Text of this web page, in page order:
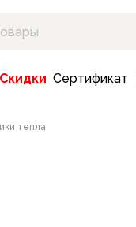
Скидки Сертификат
тепла